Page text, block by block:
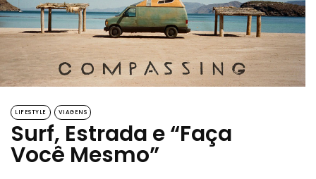
LIFESTYLE VIAGENS
Surf, Estrada e “Faça
Você Mesmo”